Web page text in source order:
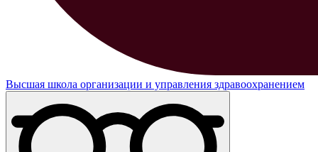
Высшая школа организации и управления здравоохранением